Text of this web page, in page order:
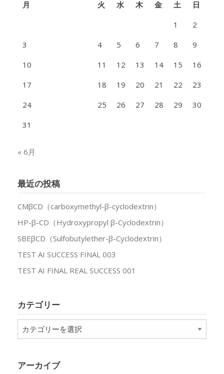
月
火 水 木 金 土
日
1
2
3
4 5 6 7 8
9
10
11 12 13 14 15
16
17
18 19 20 21 22
23
24
25 26 27 28 29
30
31
« 6月
最近の投稿
CMβCD（carboxymethyl-β-cyclodextrin）
HP-β-CD（Hydroxypropyl β-Cyclodextrin）
SBEβCD（Sulfobutylether-β-Cyclodextrin）
TEST AI SUCCESS FINAL 003
TEST AI FINAL REAL SUCCESS 001
カテゴリー
テ
ー
アーカイブ